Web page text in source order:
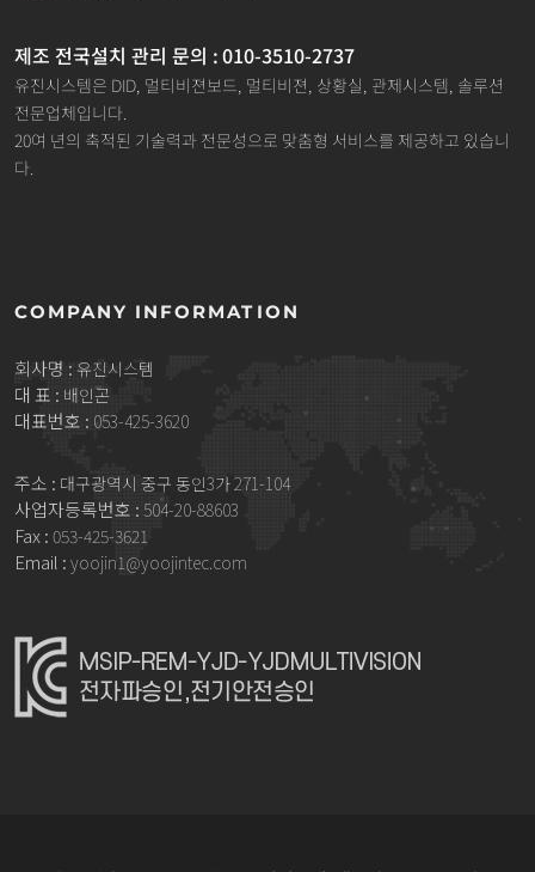
제조 전국설치 관리 문의 : 010-3510-2737
유진시스템은 DID, 멀티비젼보드, 멀티비젼, 상황실, 관제시스템, 솔루션
전문업체입니다.
20여 년의 축적된 기술력과 전문성으로 맞춤형 서비스를 제공하고 있습니
다.
COMPANY INFORMATION
회사명 : 유진시스템
대 표 : 배인곤
대표번호 : 053-425-3620
주소 : 대구광역시 중구 동인3가 271-104
사업자등록번호 : 504-20-88603
Fax : 053-425-3621
Email : yoojin1@yoojintec.com